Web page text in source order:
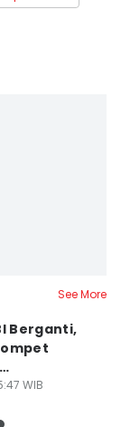
See More
Berganti,
WIB